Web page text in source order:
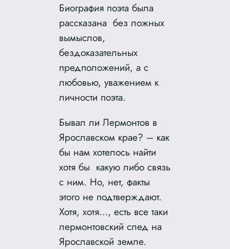
Биография поэта была
рассказана без ложных
вымыслов,
бездоказательных
предположений, а с
любовью, уважением к
личности поэта.
Бывал ли Лермонтов в
Ярославском крае? – как
бы нам хотелось найти
хотя бы какую либо связь
с ним. Но, нет, факты
этого не подтверждают.
Хотя, хотя…, есть все таки
лермонтовский след на
Ярославской земле.